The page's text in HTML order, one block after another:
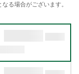
る場合がございます。